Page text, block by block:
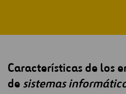
Características de los
de sistemas